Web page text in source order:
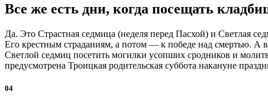
Все же есть дни, когда посещать
Да. Это Страстная седмица (неделя перед Пасхой) и Светлая
Его крестным страданиям, а потом — к победе над смертью. А
Светлой седмиц посетить могилки усопших сродников и
предусмотрена Троицкая родительская суббота накануне
04